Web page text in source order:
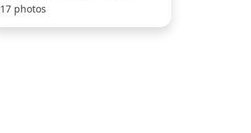
17 photos